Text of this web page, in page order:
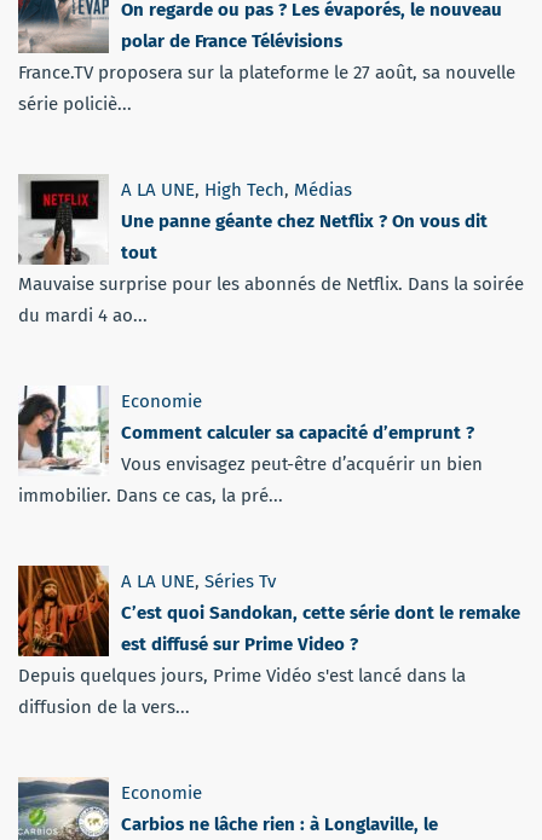
On regarde ou pas ? Les évaporés, le nouveau
polar de France Télévisions
France.TV proposera sur la plateforme le 27 août, sa nouvelle
série policiè...
A LA UNE, High Tech, Médias
Une panne géante chez Netflix ? On vous dit
tout
Mauvaise surprise pour les abonnés de Netflix. Dans la soirée
du mardi 4 ao...
Economie
Comment calculer sa capacité d’emprunt ?
Vous envisagez peut-être d’acquérir un bien
immobilier. Dans ce cas, la pré...
A LA UNE, Séries Tv
C’est quoi Sandokan, cette série dont le remake
est diffusé sur Prime Video ?
Depuis quelques jours, Prime Vidéo s'est lancé dans la
diffusion de la vers...
Economie
Carbios ne lâche rien : à Longlaville, le